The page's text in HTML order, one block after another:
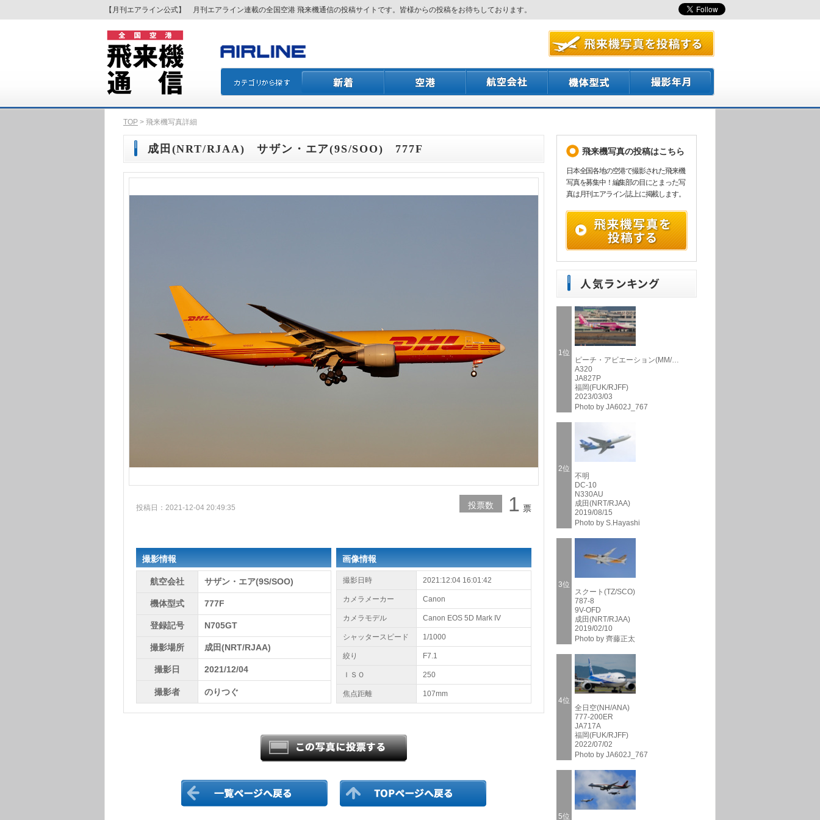
【月刊エアライン公式】 月刊エアライン連載の全国空港 飛来機通信の投稿サイトです。皆様からの投稿をお待ちしております。
TOP > 飛来機写真詳細
成田(NRT/RJAA) サザン・エア(9S/SOO) 777F
投稿日：2021-12-04 20:49:35 投票数 1 票
撮影情報
航空会社 サザン・エア(9S/SOO)
機体型式 777F
登録記号 N705GT
撮影場所 成田(NRT/RJAA)
撮影日 2021/12/04
撮影者 のりつぐ
画像情報
撮影日時 2021:12:04 16:01:42
カメラメーカー Canon
カメラモデル Canon EOS 5D Mark IV
シャッタースピード 1/1000
絞り F7.1
ＩＳＯ 250
焦点距離 107mm
飛来機写真の投稿はこちら
日本全国各地の空港で撮影された飛来機
写真を募集中！編集部の目にとまった写
真は月刊エアライン誌上に掲載します。
1位
ピーチ・アビエーション(MM/…
A320
JA827P
福岡(FUK/RJFF)
2023/03/03
Photo by JA602J_767
2位
不明
DC-10
N330AU
成田(NRT/RJAA)
2019/08/15
Photo by S.Hayashi
3位
スクート(TZ/SCO)
787-8
9V-OFD
成田(NRT/RJAA)
2019/02/10
Photo by 齊藤正太
4位
全日空(NH/ANA)
777-200ER
JA717A
福岡(FUK/RJFF)
2022/07/02
Photo by JA602J_767
5位